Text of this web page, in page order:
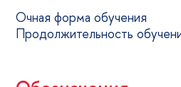
Очная форма обучения
Продолжительность